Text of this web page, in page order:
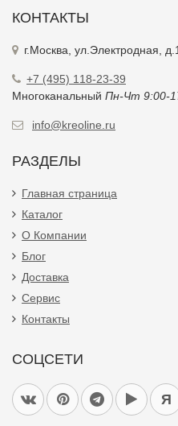
КОНТАКТЫ
г.Москва, ул.Электродная,
+7 (495) 118-23-39
Многоканальный Пн-Чт 9:00-
info@kreoline.ru
РАЗДЕЛЫ
Главная страница
Каталог
О Компании
Блог
Доставка
Сервис
Контакты
СОЦСЕТИ
Я